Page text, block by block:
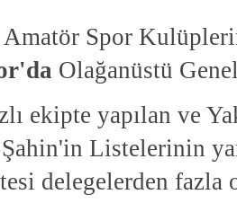
Spor
Olağanüstü
ekipte yapılan ve
Listelerinin
delegelerden fazla